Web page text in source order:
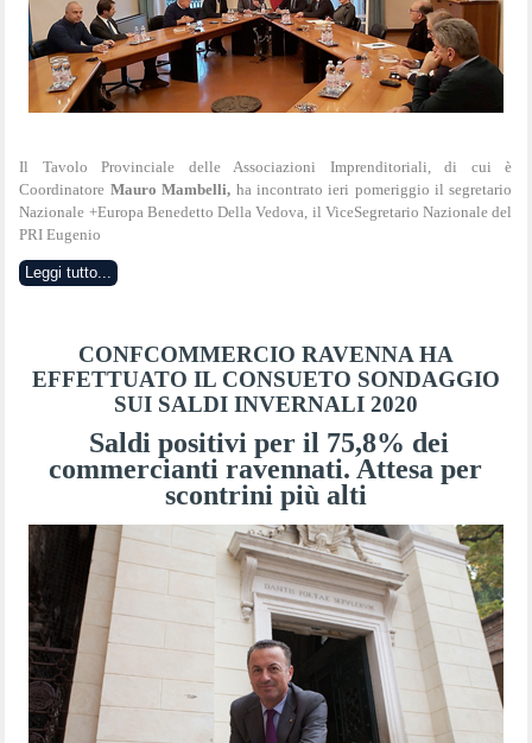
Il Tavolo Provinciale delle Associazioni Imprenditoriali, di cui è
Coordinatore Mauro Mambelli, ha incontrato ieri pomeriggio il segretario
Nazionale +Europa Benedetto Della Vedova, il ViceSegretario Nazionale del
PRI Eugenio
Leggi tutto...
CONFCOMMERCIO RAVENNA HA
EFFETTUATO IL CONSUETO SONDAGGIO
SUI SALDI INVERNALI 2020
Saldi positivi per il 75,8% dei
commercianti ravennati. Attesa per
scontrini più alti